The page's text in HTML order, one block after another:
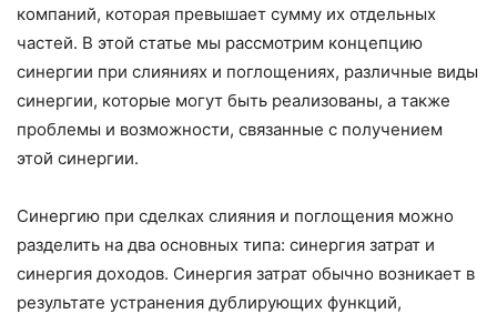
компаний, которая превышает сумму их отдельных
частей. В этой статье мы рассмотрим концепцию
синергии при слияниях и поглощениях, различные виды
синергии, которые могут быть реализованы, а также
проблемы и возможности, связанные с получением
этой синергии.
Синергию при сделках слияния и поглощения можно
разделить на два основных типа: синергия затрат и
синергия доходов. Синергия затрат обычно возникает в
результате устранения дублирующих функций,